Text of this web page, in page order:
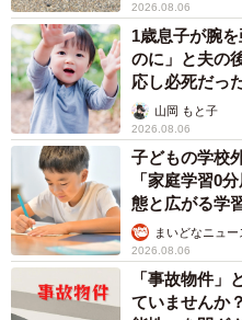
2026.08.06
1歳息子が腕
のに」と夫の
応し必死だっ
出し…山岡 もと子
2026.08.06
子どもの学校
「家庭学習0
態と広がる学
まいどなニュ
2026.08.06
「事故物件」
ていませんか